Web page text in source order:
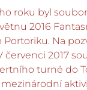
roku byl
2016
Na
červenci 2017
turné do
mezinárodní